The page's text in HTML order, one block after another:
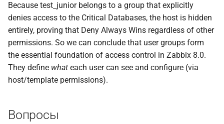
Because test_junior belongs to a group that explicitly
denies access to the Critical Databases, the host is hidden
entirely, proving that Deny Always Wins regardless of other
permissions. So we can conclude that user groups form
the essential foundation of access control in Zabbix 8.0.
They define what each user can see and configure (via
host/template permissions).
Вопросы